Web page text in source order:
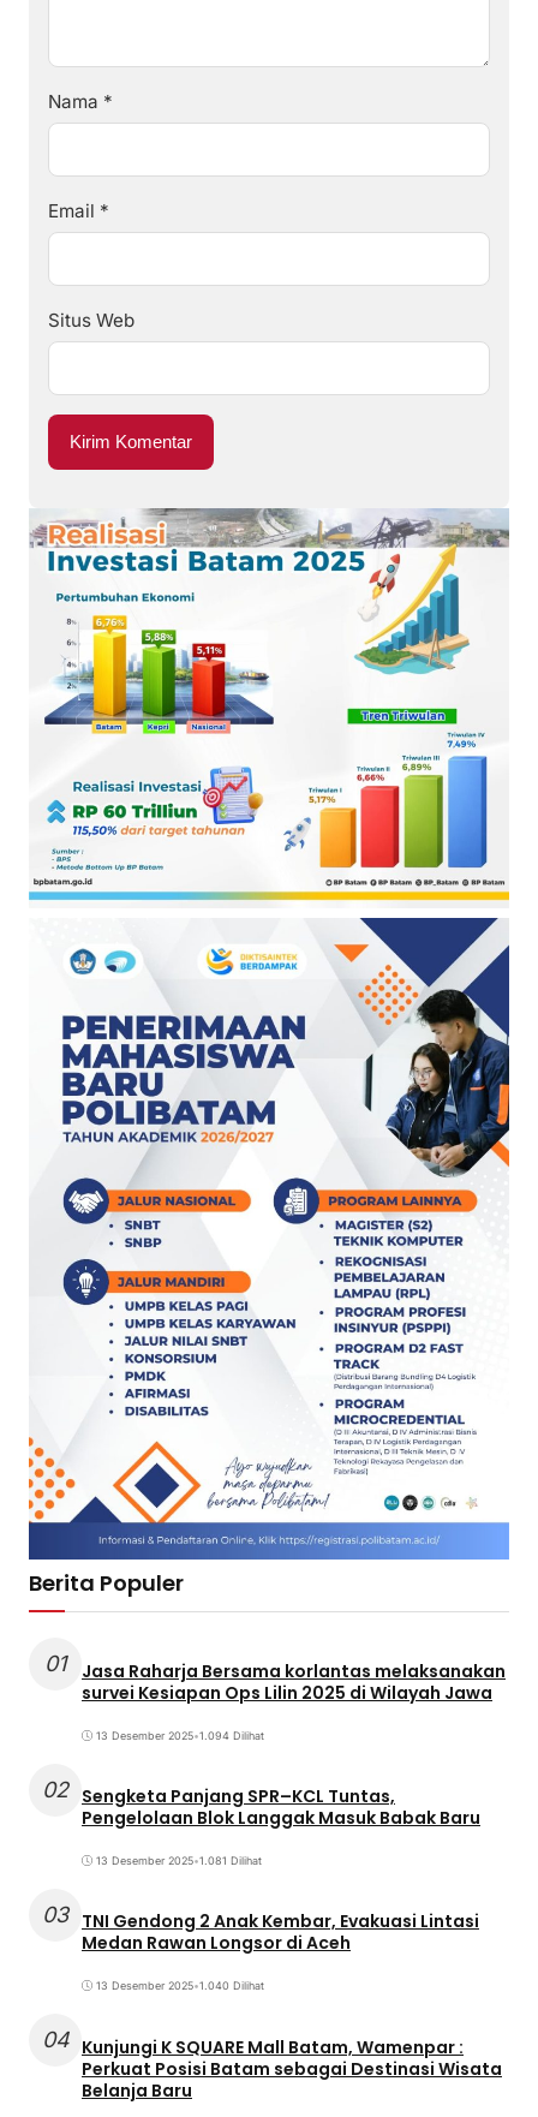
Nama *
Email *
Situs Web
Berita Populer
01
Jasa Raharja Bersama korlantas melaksanakan
survei Kesiapan Ops Lilin 2025 di Wilayah Jawa
13 Desember 2025•1.094 Dilihat
02 Sengketa Panjang SPR–KCL Tuntas,
Pengelolaan Blok Langgak Masuk Babak Baru
13 Desember 2025•1.081 Dilihat
03 TNI Gendong 2 Anak Kembar, Evakuasi Lintasi
Medan Rawan Longsor di Aceh
13 Desember 2025•1.040 Dilihat
04 Kunjungi K SQUARE Mall Batam, Wamenpar :
Perkuat Posisi Batam sebagai Destinasi Wisata
Belanja Baru